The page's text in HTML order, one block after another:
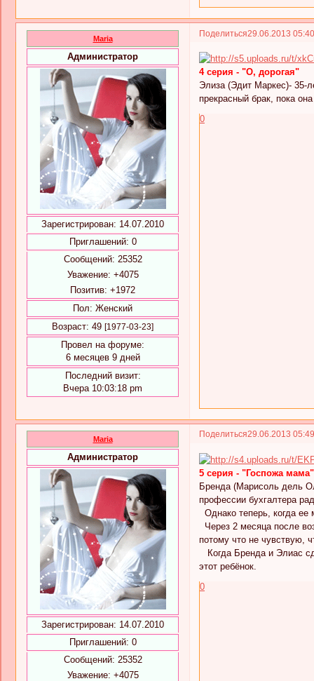
Поделиться29.06.2013
Maria
Администратор
Зарегистрирован: 14.07.2010
Приглашений: 0
Сообщений: 25352
Уважение: +4075
Позитив: +1972
Пол: Женский
Возраст: 49 [1977-03-23]
Провел на форуме:
6 месяцев 9 дней
Последний визит:
Вчера 10:03:18 pm
4 серия - "О, дорогая"
Элиза (Эдит Маркес)- 35-
прекрасный брак, пока
0
Поделиться29.06.2013
Maria
Администратор
Зарегистрирован: 14.07.2010
Приглашений: 0
Сообщений: 25352
Уважение: +4075
5 серия - "Госпожа мама"
Бренда (Марисоль дель
профессии бухгалтера
Однако теперь, когда
Через 2 месяца после
потому что не чувствую,
Когда Бренда и Элиас
этот ребёнок.
0